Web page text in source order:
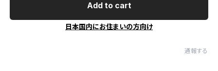
Add to cart
日本国内にお住まいの方向け
通報する